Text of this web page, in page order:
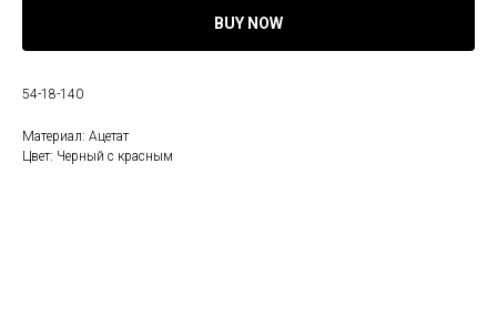
BUY NOW
54-18-140
Материал: Ацетат
Цвет: Черный c красным